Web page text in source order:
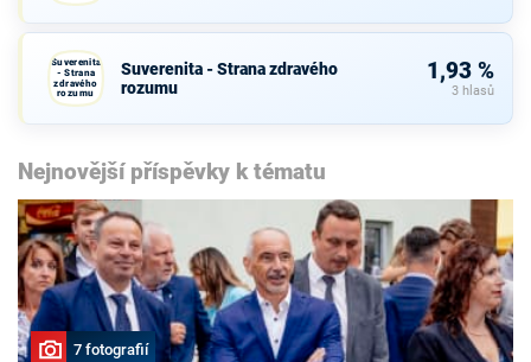
Suverenita
- Strana
zdravého
rozumu
Suverenita - Strana zdravého
rozumu
1,93 %
3 hlasů
Nejnovější příspěvky k tématu
7 fotografií